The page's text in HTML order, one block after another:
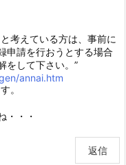
考えている方は、事前に
申請を行おうとする場合
をして下さい。”
annai.htm
。
・・・
返信